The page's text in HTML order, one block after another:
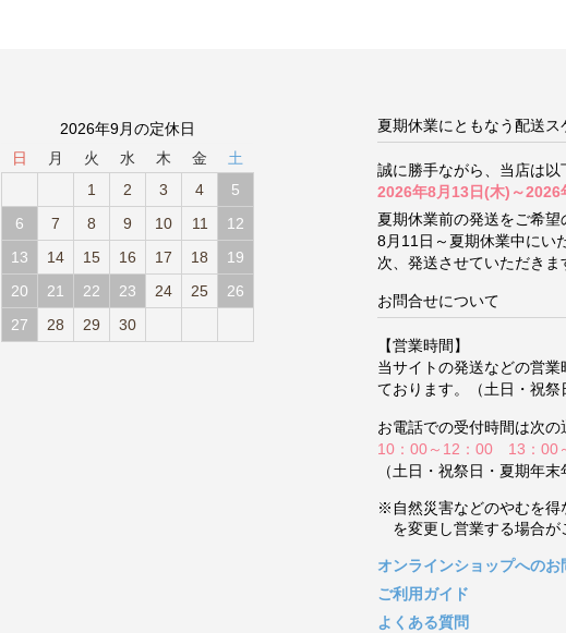
2026年9月の定休日
日
月 火 水 木 金
土
1
2 3 4
5
6
7 8 9 10 11
12
13
14 15 16 17 18
19
20
21 22 23 24 25
26
27
28 29 30
夏期休業にともなう配送
誠に勝手ながら、当店は以
2026年8月13日(木)～2026
夏期休業前の発送をご希望
8月11日～夏期休業中にい
次、発送させていただきま
お問合せについて
【営業時間】
当サイトの発送などの営
ております。（土日・祝祭
お電話での受付時間は次の
10：00～12：00 13：00
（土日・祝祭日・夏期年末
※自然災害などのやむを得
を変更し営業する場合が
オンラインショップへのお
ご利用ガイド
よくある質問